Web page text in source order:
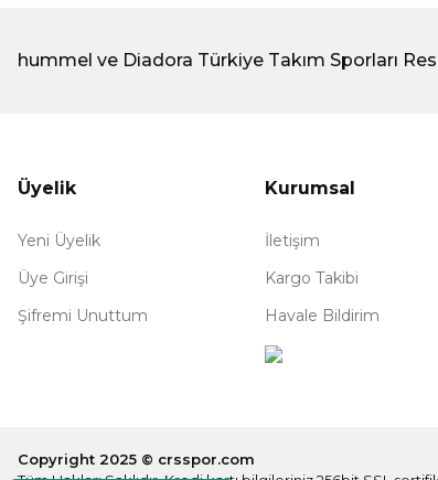
hummel ve Diadora Türkiye Takım Sporları
Üyelik
Yeni Üyelik
Üye Girişi
Şifremi Unuttum
Kurumsal
İletişim
Kargo Takibi
Havale Bildirim
Copyright 2025 © crsspor.com